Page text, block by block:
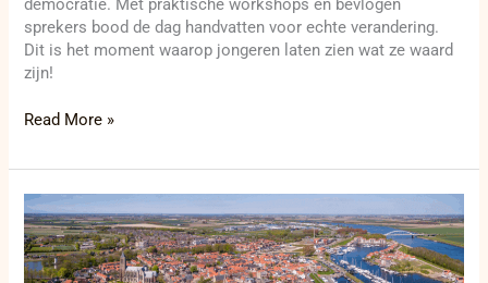
democratie. Met praktische workshops en bevlogen
sprekers bood de dag handvatten voor echte verandering.
Dit is het moment waarop jongeren laten zien wat ze waard
zijn!
Read More »
Tips4Trips
met
wedstrijd
over